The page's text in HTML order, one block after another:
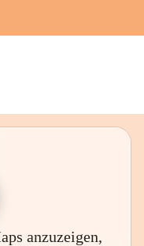
anzuzeigen,